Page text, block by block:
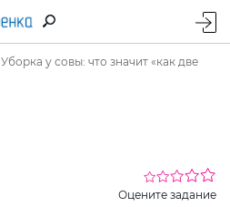
Уборка у совы: что значит «как две
Оцените задание